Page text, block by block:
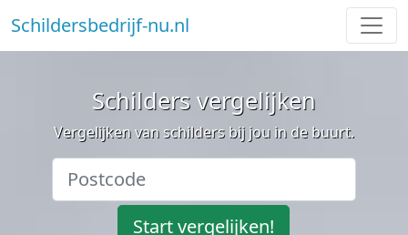
Schildersbedrijf-nu.nl
Schilders vergelijken
Vergelijken van schilders bij jou in de buurt.
Start vergelijken!